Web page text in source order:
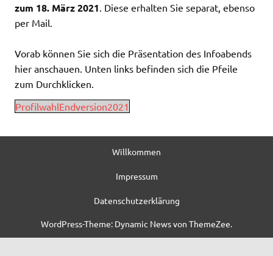
zum 18. März 2021. Diese erhalten Sie separat, ebenso
per Mail.
Vorab können Sie sich die Präsentation des Infoabends
hier anschauen. Unten links befinden sich die Pfeile
zum Durchklicken.
ProfilwahlEndversion2021
Willkommen
Impressum
Datenschutzerklärung
WordPress-Theme: Dynamic News von ThemeZee.